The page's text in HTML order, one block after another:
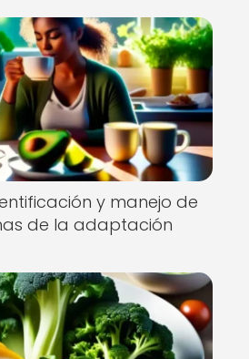
y manejo de
de la adaptación